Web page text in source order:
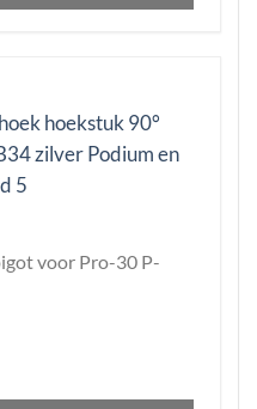
voor Pro-30 P-